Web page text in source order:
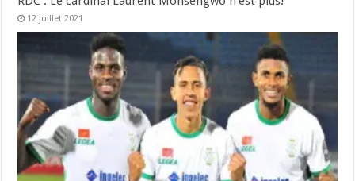
12 juillet 2021